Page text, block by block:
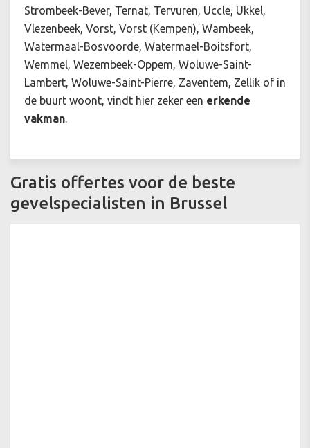
Strombeek-Bever, Ternat, Tervuren, Uccle, Ukkel,
Vlezenbeek, Vorst, Vorst (Kempen), Wambeek,
Watermaal-Bosvoorde, Watermael-Boitsfort,
Wemmel, Wezembeek-Oppem, Woluwe-Saint-
Lambert, Woluwe-Saint-Pierre, Zaventem, Zellik of in
de buurt woont, vindt hier zeker een erkende
vakman.
Gratis offertes voor de beste
gevelspecialisten in Brussel